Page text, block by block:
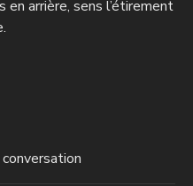
en arrière, sens l’étirement